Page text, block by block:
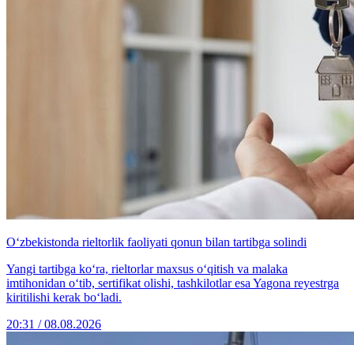
O‘zbekistonda rieltorlik faoliyati qonun bilan tartibga solindi
Yangi tartibga ko‘ra, rieltorlar maxsus o‘qitish va malaka
imtihonidan o‘tib, sertifikat olishi, tashkilotlar esa Yagona reyestrga
kiritilishi kerak bo‘ladi.
20:31 / 08.08.2026